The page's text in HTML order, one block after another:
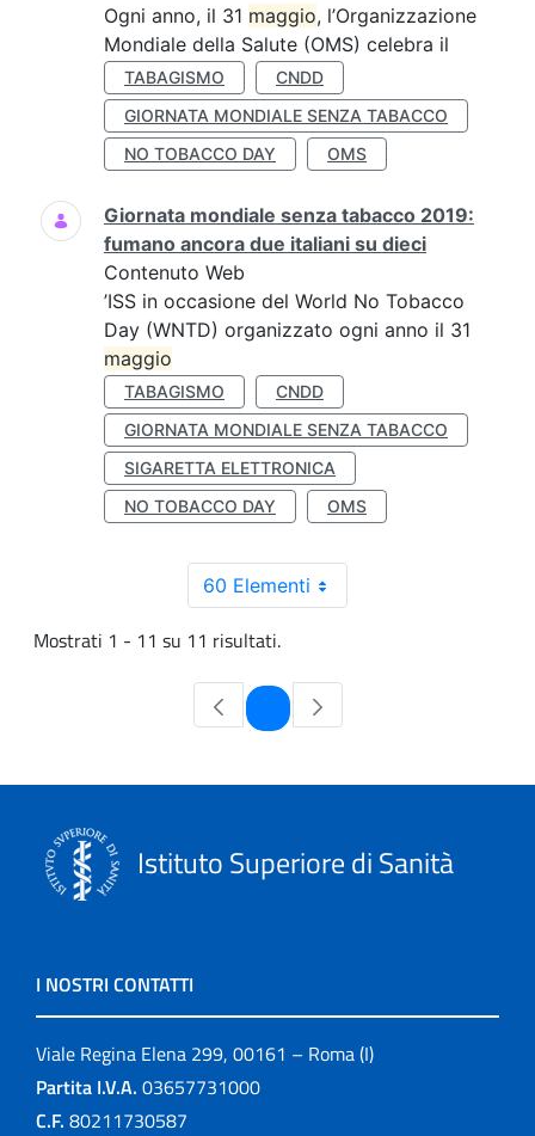
Ogni anno, il 31 maggio, l’Organizzazione
Mondiale della Salute (OMS) celebra il
TABAGISMO
CNDD
GIORNATA MONDIALE SENZA TABACCO
NO TOBACCO DAY
OMS
Giornata mondiale senza tabacco 2019:
fumano ancora due italiani su dieci
Contenuto Web
’ISS in occasione del World No Tobacco
Day (WNTD) organizzato ogni anno il 31
maggio
TABAGISMO
CNDD
GIORNATA MONDIALE SENZA TABACCO
SIGARETTA ELETTRONICA
NO TOBACCO DAY
OMS
60 Elementi
Mostrati 1 - 11 su 11 risultati.
Pagina
Istituto Superiore di Sanità
I NOSTRI CONTATTI
Viale Regina Elena 299, 00161 – Roma (I)
Partita I.V.A. 03657731000
C.F. 80211730587